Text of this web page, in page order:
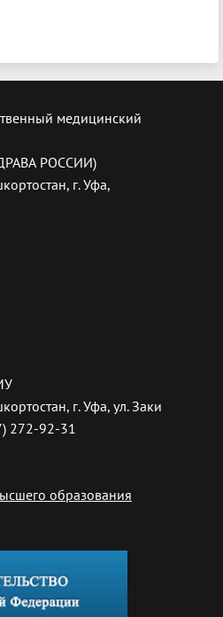
медицинский
РОССИИ)
г. Уфа,
г. Уфа, ул. Заки
272-92-31
образования